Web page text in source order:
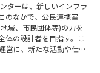
ターは、新しいインフラ
のなかで、公民連携室
域、市民団体等)の力を
体の設計者を目指す。こ
営に、新たな活動や仕組
整備と運営の新しい事